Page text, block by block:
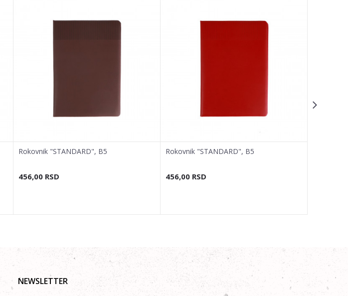
Rokovnik "STANDARD", B5
456,00 RSD
Rokovnik "STANDARD", B5
456,00 RSD
NEWSLETTER